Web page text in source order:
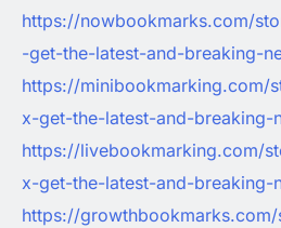
https://nowbookmarks.com/
-get-the-latest-and-breaking-
https://minibookmarking.com/
x-get-the-latest-and-breaking-
https://livebookmarking.com/
x-get-the-latest-and-breaking-
https://